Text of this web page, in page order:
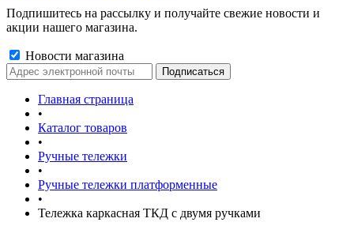
Подпишитесь на рассылку и получайте свежие новости и
акции нашего магазина.
Новости магазина
Главная страница
•
Каталог товаров
•
Ручные тележки
•
Ручные тележки платформенные
•
Тележка каркасная ТКД с двумя ручками